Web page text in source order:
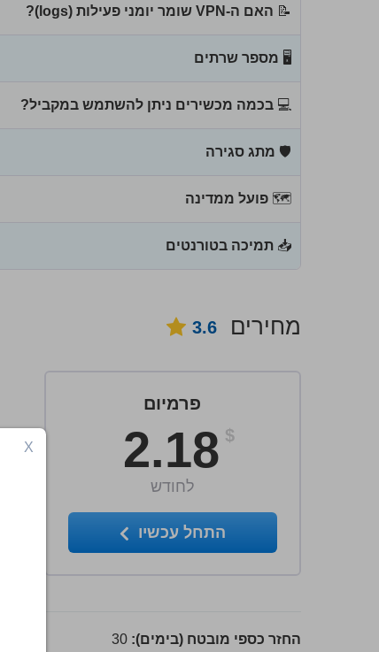
📝 האם ה-VPN שומר יומני פעילות (logs)?
🖥 מספר שרתים
💻 בכמה מכשירים ניתן להשתמש במקביל?
🛡 מתג סגירה
🗺 פועל ממדינה
📥 תמיכה בטורנטים
מחירים 3.6
פרמיום
$
2.18
לחודש
התחל עכשיו
החזר כספי מובטח (בימים): 30
X